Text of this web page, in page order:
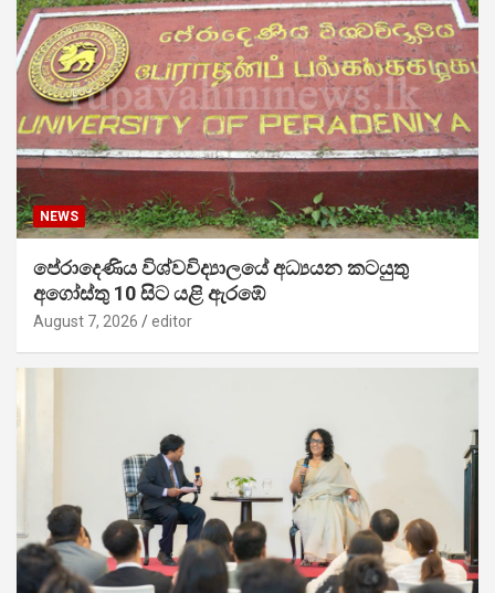
NEWS
පේරාදෙණිය විශ්වවිද්‍යාලයේ අධ්‍යයන කටයුතු
අගෝස්තු 10 සිට යළි ඇරඹේ
August 7, 2026 editor